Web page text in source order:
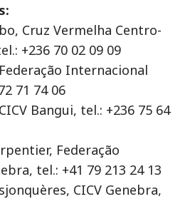
Cruz Vermelha Centro-
+236 70 02 09 09
Internacional
71 74 06
Bangui, tel.: +236 75 64
Federação
tel.: +41 79 213 24 13
CICV Genebra,